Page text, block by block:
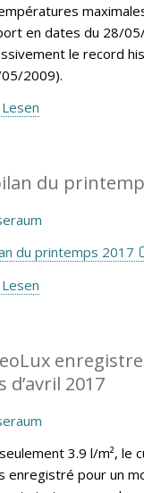
en dates du 28/
le record
2009).
du
du printemps 2017
d’avril 2017
3.9 l/m², le
enregistré pour un